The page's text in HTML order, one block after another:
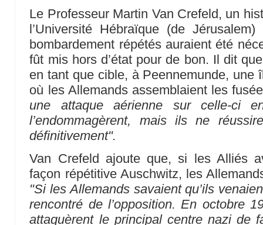
Le Professeur Martin Van Crefeld, un
l’Université Hébraïque (de
bombardement répétés auraient été
fût mis hors d’état pour de bon. Il dit
en tant que cible, à Peennemunde, une
où les Allemands assemblaient les
une attaque aérienne sur celle-ci
l’endommagèrent, mais ils ne
définitivement".
Van Crefeld ajoute que, si les Alliés
façon répétitive Auschwitz, les
"Si les Allemands savaient qu’ils
rencontré de l’opposition. En octobre
attaquèrent le principal centre nazi de